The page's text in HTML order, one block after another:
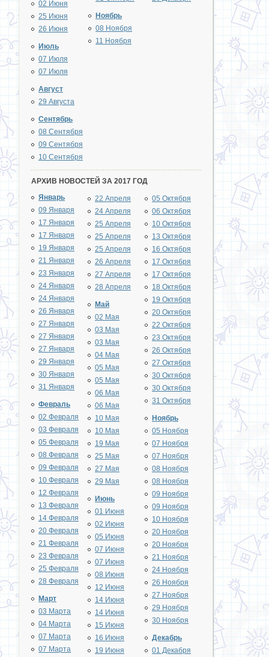
02 Июня
25 Июня
26 Июня
Июль
07 Июля
07 Июля
Август
29 Августа
Сентябрь
08 Сентября
09 Сентября
10 Сентября
Ноябрь
08 Ноября
11 Ноября
АРХИВ НОВОСТЕЙ ЗА 2017 ГОД
Январь
09 Января
17 Января
17 Января
19 Января
21 Января
23 Января
24 Января
24 Января
26 Января
27 Января
27 Января
27 Января
29 Января
30 Января
31 Января
Февраль
02 Февраля
03 Февраля
05 Февраля
08 Февраля
09 Февраля
10 Февраля
12 Февраля
13 Февраля
14 Февраля
20 Февраля
21 Февраля
23 Февраля
25 Февраля
28 Февраля
Март
03 Марта
04 Марта
07 Марта
07 Марта
22 Апреля
24 Апреля
25 Апреля
25 Апреля
25 Апреля
26 Апреля
27 Апреля
28 Апреля
Май
02 Мая
03 Мая
03 Мая
04 Мая
05 Мая
05 Мая
06 Мая
06 Мая
10 Мая
10 Мая
19 Мая
25 Мая
27 Мая
29 Мая
Июнь
01 Июня
02 Июня
05 Июня
07 Июня
07 Июня
08 Июня
12 Июня
14 Июня
14 Июня
15 Июня
16 Июня
19 Июня
05 Октября
06 Октября
10 Октября
13 Октября
16 Октября
17 Октября
17 Октября
18 Октября
19 Октября
20 Октября
22 Октября
23 Октября
26 Октября
27 Октября
30 Октября
30 Октября
31 Октября
Ноябрь
05 Ноября
07 Ноября
07 Ноября
08 Ноября
08 Ноября
09 Ноября
09 Ноября
10 Ноября
20 Ноября
20 Ноября
21 Ноября
24 Ноября
26 Ноября
27 Ноября
29 Ноября
30 Ноября
Декабрь
01 Декабря